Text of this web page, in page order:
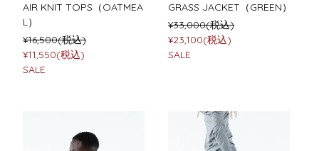
AIR KNIT TOPS（OATMEA
L）
¥16,500(税込)
¥11,550(税込)
SALE
GRASS JACKET（GREEN）
¥33,000(税込)
¥23,100(税込)
SALE